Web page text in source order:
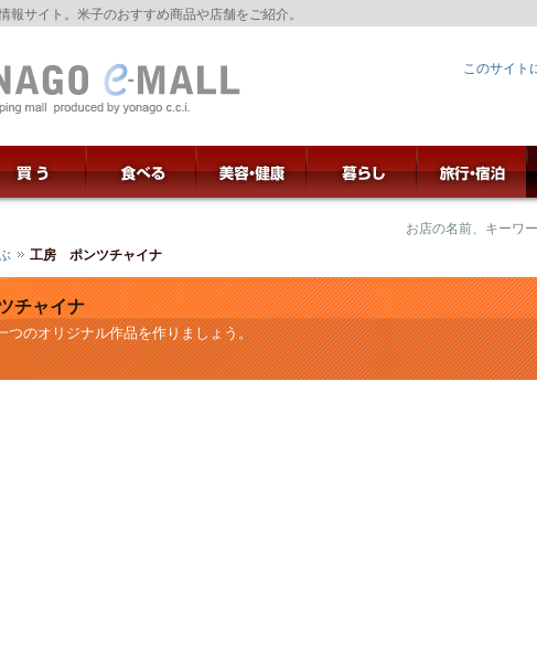
報サイト。米子のおすすめ商品や店舗をご紹介。
このサイト
お店の名前、キーワ
工房 ポンツチャイナ
チャイナ
つのオリジナル作品を作りましょう。